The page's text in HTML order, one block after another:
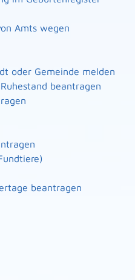
Amts wegen
oder Gemeinde melden
beantragen
beantragen